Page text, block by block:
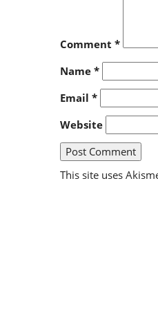
Comment *
Name *
Email *
Website
This site uses